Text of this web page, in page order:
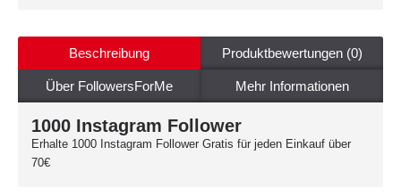
Beschreibung Produktbewertungen (0)
Über FollowersForMe Mehr Informationen
1000 Instagram Follower
Erhalte 1000 Instagram Follower Gratis für jeden Einkauf über
70€